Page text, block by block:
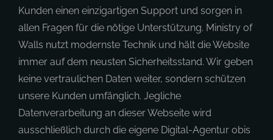
Kunden einen einzigartigen Support und sorgen in
allen Fragen für die nötige Unterstützung. Ministry of
Walls nutzt modernste Technik und hält die Website
immer auf dem neusten Sicherheitsstand. Wir geben
keine vertraulichen Daten weiter, sondern schützen
unsere Kunden umfänglich. Jegliche
Datenverarbeitung an dieser Webseite wird
ausschließlich durch die eigene Digital-Agentur obis